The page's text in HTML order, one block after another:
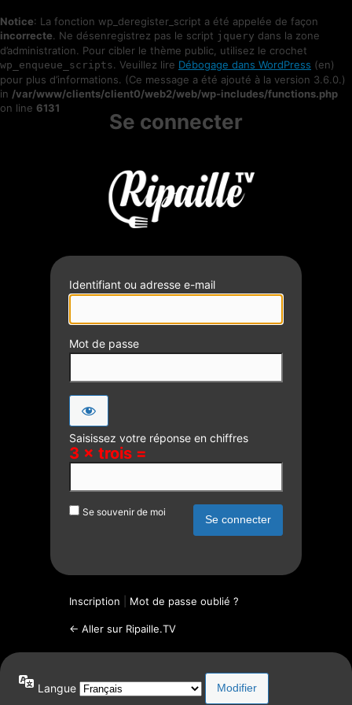
Notice: La fonction wp_deregister_script a été appelée de façon
incorrecte. Ne désenregistrez pas le script jquery dans la zone
d’administration. Pour cibler le thème public, utilisez le crochet
wp_enqueue_scripts. Veuillez lire Débogage dans WordPress (en)
pour plus d’informations. (Ce message a été ajouté à la version 3.6.0.)
in /var/www/clients/client0/web2/web/wp-includes/functions.php
on line 6131
Se connecter
Identifiant ou adresse e-mail
Mot de passe
Saisissez votre réponse en chiffres
3 × trois =
Se souvenir de moi
Inscription Mot de passe oublié ?
← Aller sur Ripaille.TV
Langue